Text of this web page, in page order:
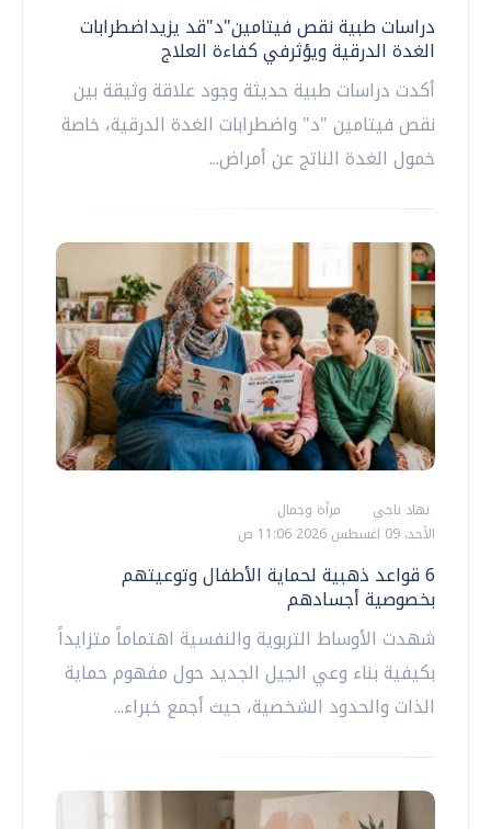
دراسات طبية نقص فيتامين"د"قد يزيداضطرابات
الغدة الدرقية ويؤثرفي كفاءة العلاج
أكدت دراسات طبية حديثة وجود علاقة وثيقة بين
نقص فيتامين "د" واضطرابات الغدة الدرقية، خاصة
خمول الغدة الناتج عن أمراض...
نهاد ناجي
مرأة وجمال
الأحد، 09 اغسطس 2026 11:06 ص
6 قواعد ذهبية لحماية الأطفال وتوعيتهم
بخصوصية أجسادهم
​شهدت الأوساط التربوية والنفسية اهتماماً متزايداً
بكيفية بناء وعي الجيل الجديد حول مفهوم حماية
الذات والحدود الشخصية، حيث أجمع خبراء...